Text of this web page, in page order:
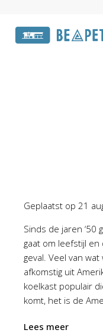
Geplaatst op 21
Sinds de jaren ‘50
gaat om leefstijl
geval. Veel van
afkomstig uit
koelkast populair
komt, het is de
Lees meer